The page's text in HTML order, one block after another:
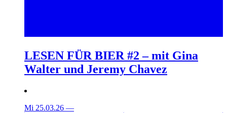
LESEN FÜR BIER #2 – mit Gina
Walter und Jeremy Chavez
Mi 25.03.26 —